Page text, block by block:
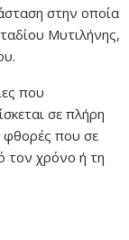
στην οποία
Μυτιλήνης,
που
σε πλήρη
φθορές που σε
τον χρόνο ή τη